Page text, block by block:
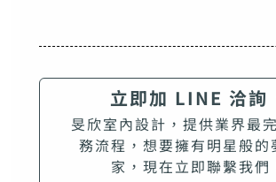
立即加 LINE 洽詢
旻欣室內設計，提供業界最
務流程，想要擁有明星般的
家，現在立即聯繫我們